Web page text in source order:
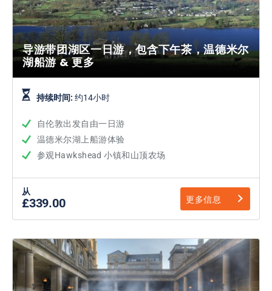
导游带团湖区一日游，包含下午茶，温德米尔
湖船游 & 更多
持续时间: 约14小时
自伦敦出发自由一日游
温德米尔湖上船游体验
参观Hawkshead 小镇和山顶农场
从
£339.00 更多信息